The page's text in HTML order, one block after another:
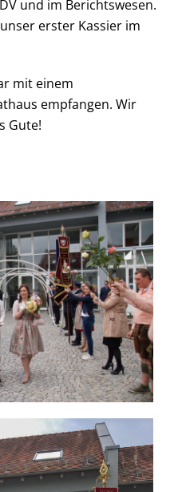
und im Berichtswesen.
erster Kassier im
mit einem
empfangen. Wir
Gute!